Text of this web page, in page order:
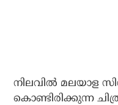
നിലവില്‍ മലയാള
കൊണ്ടിരിക്കുന്ന